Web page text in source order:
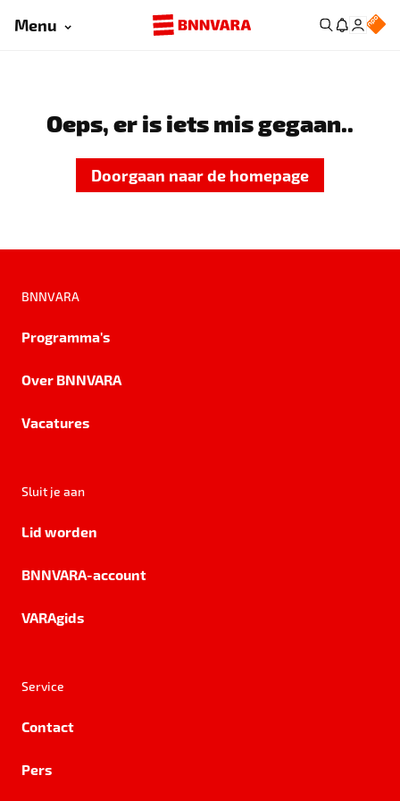
Menu
Oeps, er is iets mis gegaan..
Doorgaan naar de homepage
BNNVARA
Programma's
Over BNNVARA
Vacatures
Sluit je aan
Lid worden
BNNVARA-account
VARAgids
Service
Contact
Pers